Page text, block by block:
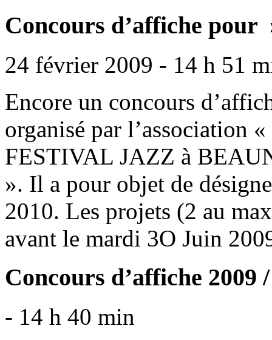
Concours d’affiche
24 février 2009 - 14 h 51
Encore un concours
organisé par l’association
FESTIVAL JAZZ à
». Il a pour objet de
2010. Les projets (2 au
avant le mardi 3O Juin
Concours d’affiche
- 14 h 40 min